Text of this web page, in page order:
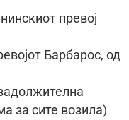
превој
Барбарос, од
за сите возила)